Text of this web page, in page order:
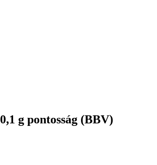
g pontosság (BBV)